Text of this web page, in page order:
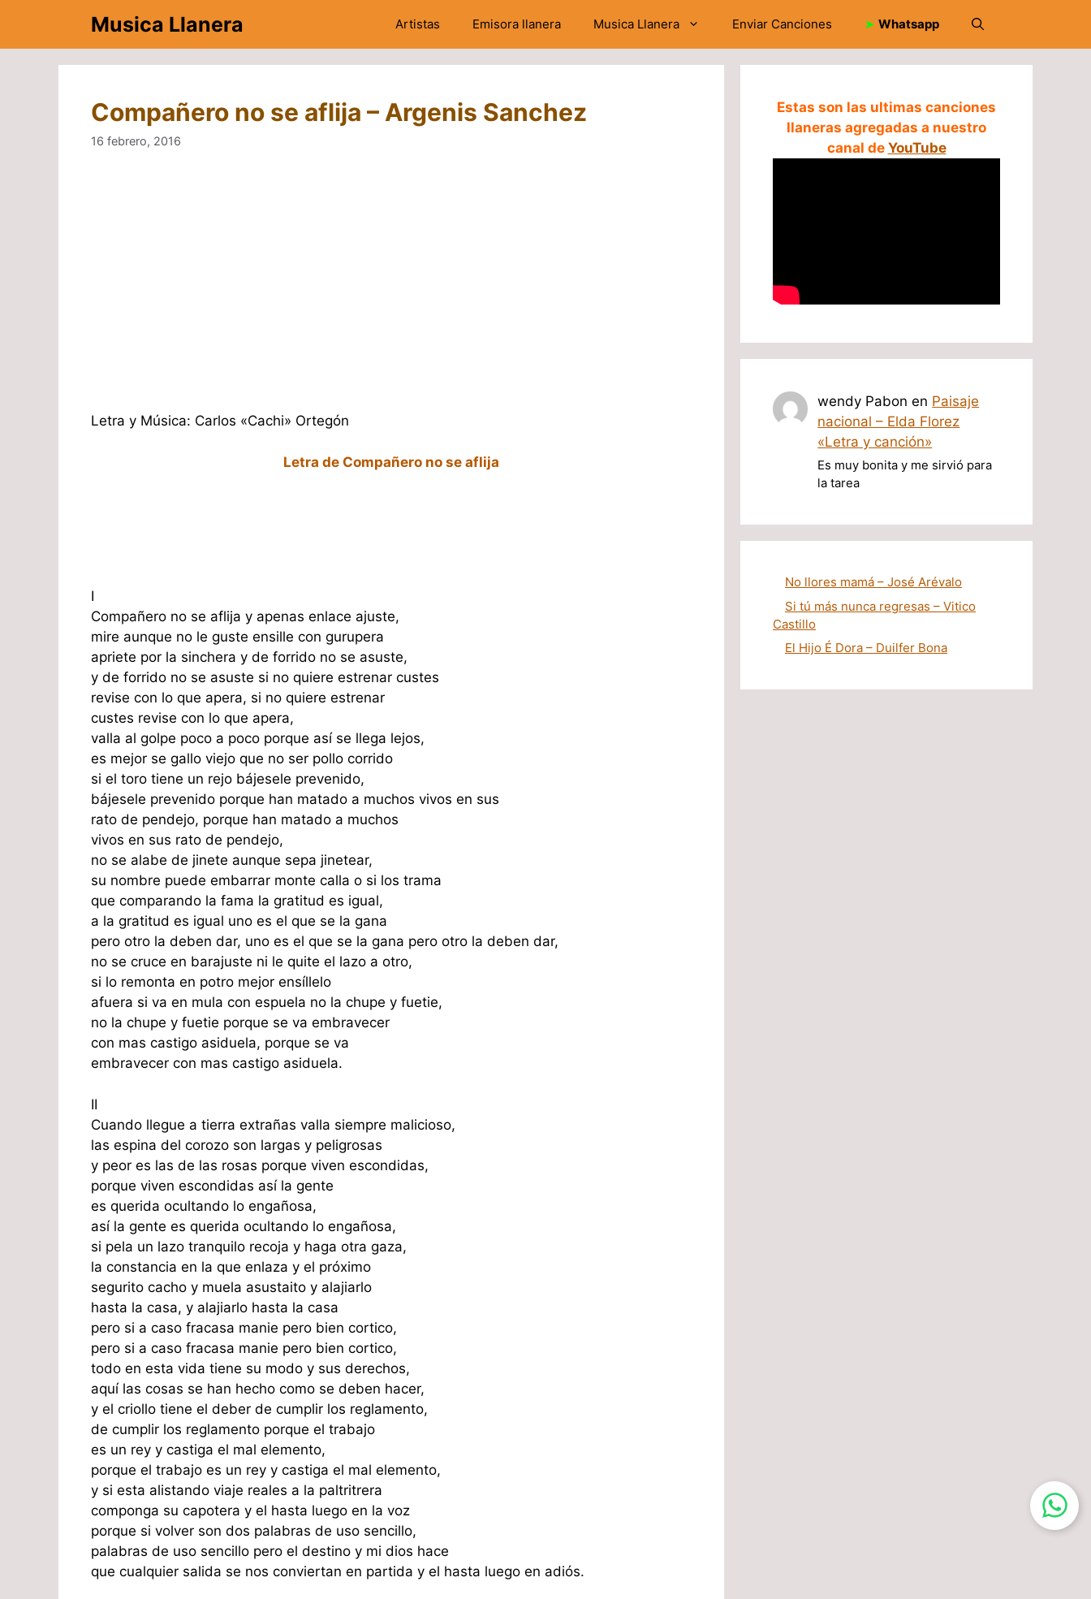
contenido
Musica Llanera Artistas Emisora llanera Musica Llanera Enviar Canciones ➤ Whatsapp
Compañero no se aflija – Argenis Sanchez
16 febrero, 2016
Letra y Música: Carlos «Cachi» Ortegón
Letra de Compañero no se aflija
I
Compañero no se aflija y apenas enlace ajuste,
mire aunque no le guste ensille con gurupera
apriete por la sinchera y de forrido no se asuste,
y de forrido no se asuste si no quiere estrenar custes
revise con lo que apera, si no quiere estrenar
custes revise con lo que apera,
valla al golpe poco a poco porque así se llega lejos,
es mejor se gallo viejo que no ser pollo corrido
si el toro tiene un rejo bájesele prevenido,
bájesele prevenido porque han matado a muchos vivos en sus
rato de pendejo, porque han matado a muchos
vivos en sus rato de pendejo,
no se alabe de jinete aunque sepa jinetear,
su nombre puede embarrar monte calla o si los trama
que comparando la fama la gratitud es igual,
a la gratitud es igual uno es el que se la gana
pero otro la deben dar, uno es el que se la gana pero otro la deben dar,
no se cruce en barajuste ni le quite el lazo a otro,
si lo remonta en potro mejor ensíllelo
afuera si va en mula con espuela no la chupe y fuetie,
no la chupe y fuetie porque se va embravecer
con mas castigo asiduela, porque se va
embravecer con mas castigo asiduela.
II
Cuando llegue a tierra extrañas valla siempre malicioso,
las espina del corozo son largas y peligrosas
y peor es las de las rosas porque viven escondidas,
porque viven escondidas así la gente
es querida ocultando lo engañosa,
así la gente es querida ocultando lo engañosa,
si pela un lazo tranquilo recoja y haga otra gaza,
la constancia en la que enlaza y el próximo
segurito cacho y muela asustaito y alajiarlo
hasta la casa, y alajiarlo hasta la casa
pero si a caso fracasa manie pero bien cortico,
pero si a caso fracasa manie pero bien cortico,
todo en esta vida tiene su modo y sus derechos,
aquí las cosas se han hecho como se deben hacer,
y el criollo tiene el deber de cumplir los reglamento,
de cumplir los reglamento porque el trabajo
es un rey y castiga el mal elemento,
porque el trabajo es un rey y castiga el mal elemento,
y si esta alistando viaje reales a la paltritrera
componga su capotera y el hasta luego en la voz
porque si volver son dos palabras de uso sencillo,
palabras de uso sencillo pero el destino y mi dios hace
que cualquier salida se nos conviertan en partida y el hasta luego en adiós.
Estas son las ultimas canciones
llaneras agregadas a nuestro
canal de YouTube
wendy Pabon en Paisaje
nacional – Elda Florez
«Letra y canción»
Es muy bonita y me sirvió para
la tarea
No llores mamá – José Arévalo
Si tú más nunca regresas – Vitico
Castillo
El Hijo É Dora – Duilfer Bona